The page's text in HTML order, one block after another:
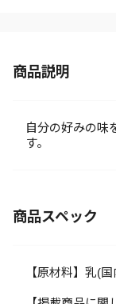
商品説明
自分の好みの味
す。
商品スペック
【原材料】乳(